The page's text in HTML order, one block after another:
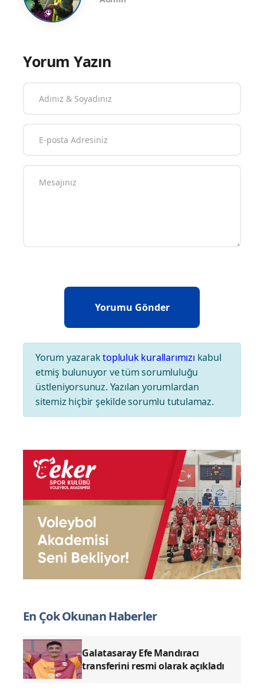
Yorum Yazın
Yorum yazaraktopluluk kurallarımızı kabul
etmiş bulunuyor ve tüm sorumluluğu
üstleniyorsunuz. Yazılan yorumlardan
sitemiz hiçbir şekilde sorumlu tutulamaz.
En Çok Okunan Haberler
Galatasaray Efe Mandıracı
transferini resmi olarak açıkladı